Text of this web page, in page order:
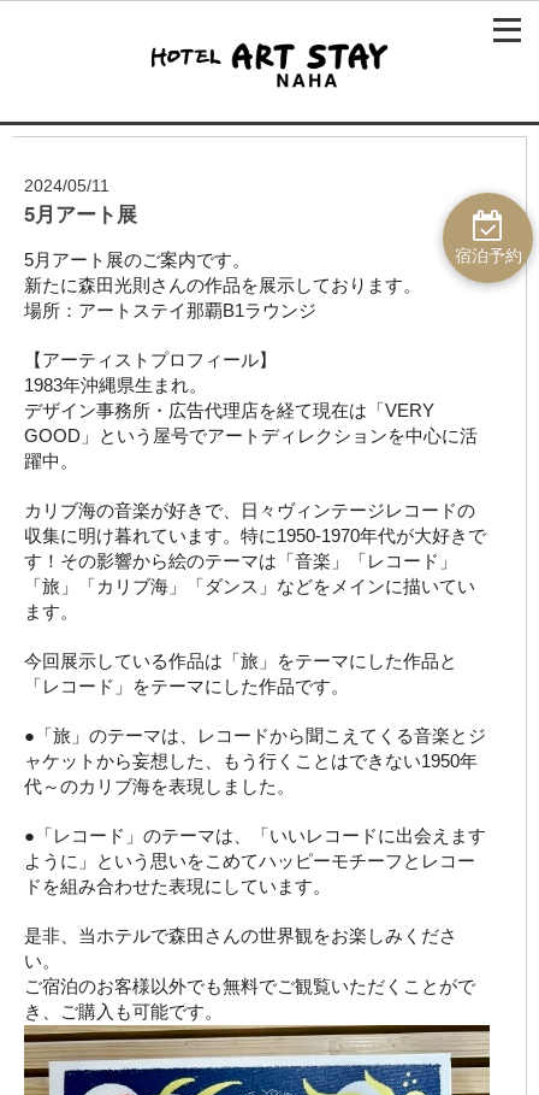
2024/05/11
5月アート展
5月アート展のご案内です。
新たに森田光則さんの作品を展示しております。
場所：アートステイ那覇B1ラウンジ
【アーティストプロフィール】
1983年沖縄県生まれ。
デザイン事務所・広告代理店を経て現在は「VERY
GOOD」という屋号でアートディレクションを中心に活
躍中。
カリブ海の音楽が好きで、日々ヴィンテージレコードの
収集に明け暮れています。特に1950-1970年代が大好きで
す！その影響から絵のテーマは「音楽」「レコード」
「旅」「カリブ海」「ダンス」などをメインに描いてい
ます。
今回展示している作品は「旅」をテーマにした作品と
「レコード」をテーマにした作品です。
●「旅」のテーマは、レコードから聞こえてくる音楽とジ
ャケットから妄想した、もう行くことはできない1950年
代～のカリブ海を表現しました。
●「レコード」のテーマは、「いいレコードに出会えます
ように」という思いをこめてハッピーモチーフとレコー
ドを組み合わせた表現にしています。
是非、当ホテルで森田さんの世界観をお楽しみくださ
い。
ご宿泊のお客様以外でも無料でご観覧いただくことがで
き、ご購入も可能です。
宿泊予約